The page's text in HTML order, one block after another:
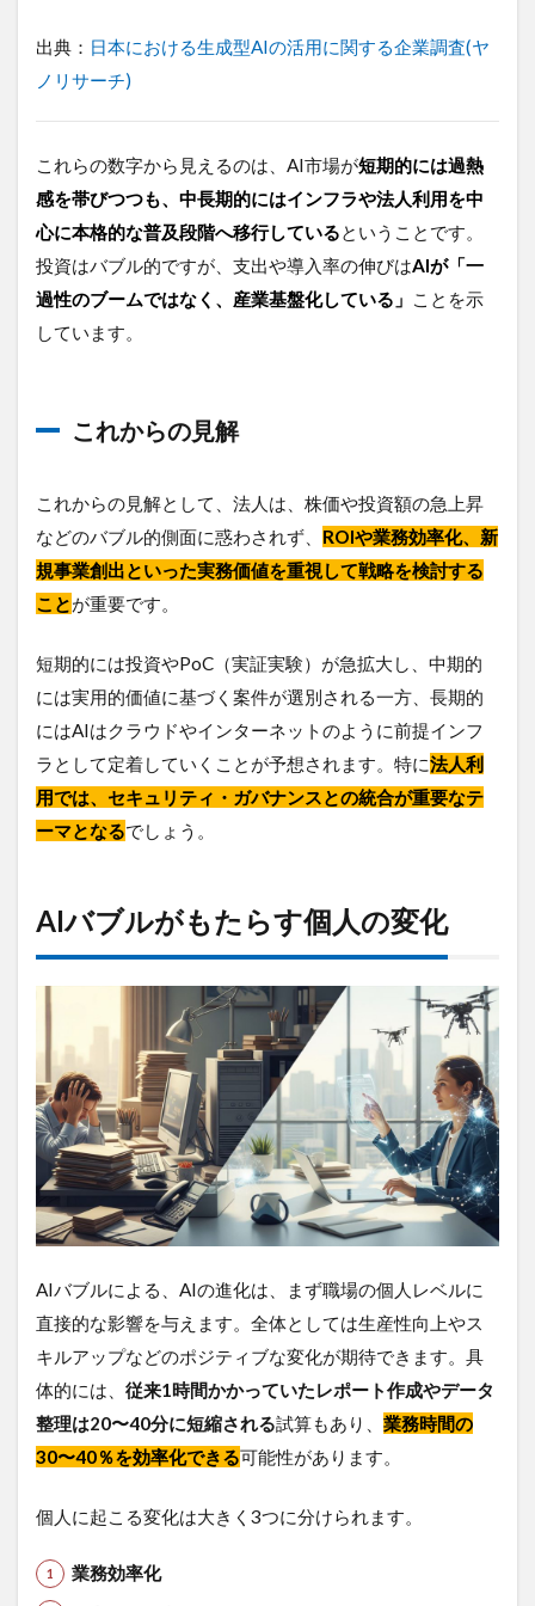
出典： 日本における生成型AIの活用に関する企業調査(ヤ
ノリサーチ)
これらの数字から見えるのは、AI市場が短期的には過熱
感を帯びつつも、中長期的にはインフラや法人利用を中
心に本格的な普及段階へ移行しているということです。
投資はバブル的ですが、支出や導入率の伸びはAIが「一
過性のブームではなく、産業基盤化している」 ことを示
しています。
これからの見解
これからの見解として、法人は、株価や投資額の急上昇
などのバブル的側面に惑わされず、 ROIや業務効率化、新
規事業創出といった実務価値を重視して戦略を検討する
ことが重要です。
短期的には投資やPoC（実証実験）が急拡大し、中期的
には実用的価値に基づく案件が選別される一方、長期的
にはAIはクラウドやインターネットのように前提インフ
ラとして定着していくことが予想されます。特に法人利
用では、セキュリティ・ガバナンスとの統合が重要なテ
ーマとなるでしょう。
AIバブルがもたらす個人の変化
AIバブルによる、AIの進化は、まず職場の個人レベルに
直接的な影響を与えます。全体としては生産性向上やス
キルアップなどのポジティブな変化が期待できます。具
体的には、 従来1時間かかっていたレポート作成やデータ
整理は20〜40分に短縮される試算もあり、 業務時間の
30〜40％を効率化できる可能性があります。
個人に起こる変化は大きく3つに分けられます。
業務効率化